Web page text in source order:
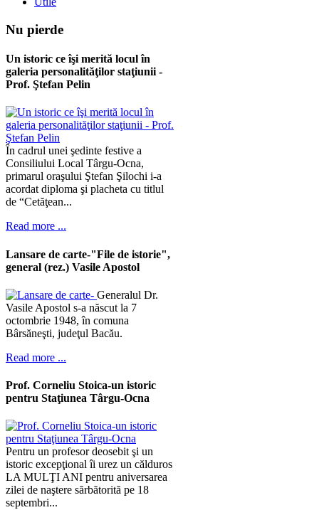
Nu pierde
Un istoric ce îşi merită locul în
galeria personalităţilor staţiunii -
Prof. Ştefan Pelin
În cadrul unei şedinte festive a
Consiliului Local Târgu-Ocna,
primarul oraşului Ştefan Şilochi i-a
acordat diploma şi placheta cu titlul
de “Cetăţean...
Read more ...
Lansare de carte-"File de istorie",
general (rez.) Vasile Apostol
Generalul Dr.
Vasile Apostol s-a născut la 7
octombrie 1948, în comuna
Bârsăneşti, judeţul Bacău.
Read more ...
Prof. Corneliu Stoica-un istoric
pentru Staţiunea Târgu-Ocna
Pentru un profesor deosebit şi un
istoric excepţional îi urez un călduros
LA MULŢI ANI pentru aniversarea
zilei de naştere sărbătorită pe 18
septembri...